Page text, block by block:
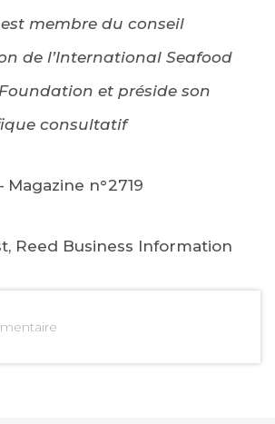
membre du conseil
de l’International Seafood
et préside son
consultatif
Magazine n°2719
Reed Business Information